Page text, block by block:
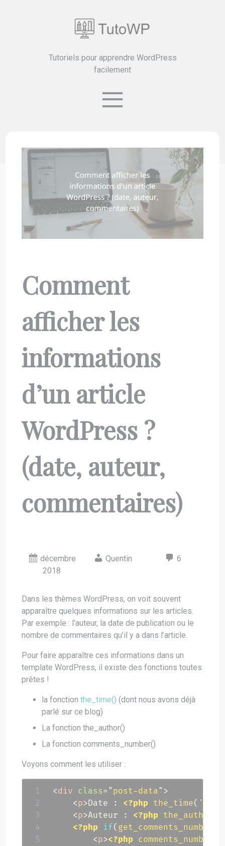
Tutoriels pour apprendre WordPress
facilement
Comment
afficher les
informations
d’un article
WordPress ?
(date, auteur,
commentaires)
décembre
2018
Quentin 6
Dans les thèmes WordPress, on voit souvent
apparaître quelques informations sur les articles.
Par exemple : l’auteur, la date de publication ou le
nombre de commentaires qu’il y a dans l’article.
Pour faire apparaître ces informations dans un
template WordPress, il existe des fonctions toutes
prêtes !
la fonctionthe_time() (dont nous avons déjà
parlé sur ce blog)
La fonction the_author()
La fonction comments_number()
Voyons comment les utiliser :
<div class= " post-data " >
<p>Date : <?php the_time( 'd F
<p>Auteur : <?php the_author
<?php
if( get_comments_number
<p><?php comments_number